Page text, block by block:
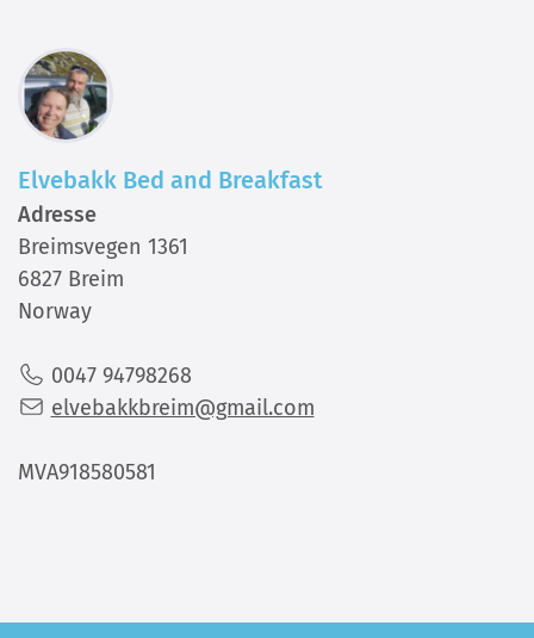
Elvebakk Bed and Breakfast
Adresse
Breimsvegen 1361
6827 Breim
Norway
0047 94798268
elvebakkbreim@gmail.com
MVA918580581